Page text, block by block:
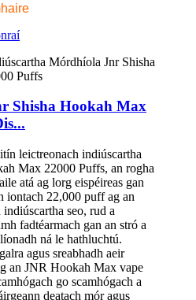
Shisha Hookah Max
leictreonach indiúscartha
Max 22000 Puffs, an rogha
atá ag lorg eispéireas gan
iontach 22,000 puff ag an
seo, rud a
fadtéarmach gan an stró a
ná le hathluchtú.
agus sreabhadh aeir
an JNR Hookah Max vape
go scamhógach a
deatach mór agus